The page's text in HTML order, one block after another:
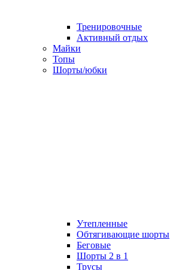
Тренировочные
Активный отдых
Майки
Топы
Шорты/юбки
Утепленные
Обтягивающие шорты
Беговые
Шорты 2 в 1
Трусы